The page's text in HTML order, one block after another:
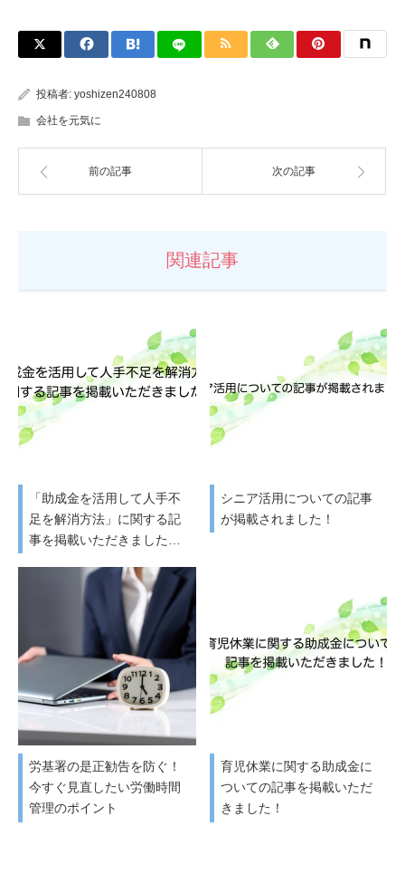
投稿者: yoshizen240808
会社を元気に
前の記事 次の記事
関連記事
「助成金を活用して人手不
足を解消方法」に関する記
事を掲載いただきました…
シニア活用についての記事
が掲載されました！
労基署の是正勧告を防ぐ！
今すぐ見直したい労働時間
管理のポイント
育児休業に関する助成金に
ついての記事を掲載いただ
きました！